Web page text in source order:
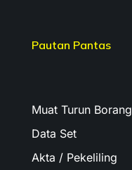
Pautan Pantas
Muat Turun Borang
Data Set
Akta / Pekeliling